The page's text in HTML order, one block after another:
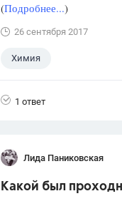
(Подробнее...)
26 сентября 2017
Химия
1 ответ
Лида Паниковская
Какой был